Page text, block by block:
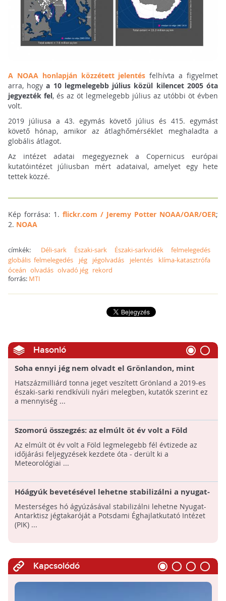
A NOAA honlapján közzétett jelentés felhívta a figyelmet
arra, hogya 10 legmelegebb július közül kilencet 2005 óta
jegyezték fel, és az öt legmelegebb július az utóbbi öt évben
volt.
2019 júliusa a 43. egymás követő július és 415. egymást
követő hónap, amikor az átlaghőmérséklet meghaladta a
globális átlagot.
Az intézet adatai megegyeznek a Copernicus európai
kutatóintézet júliusban mért adataival, amelyet egy hete
tettek közzé.
Kép forrása: 1. flickr.com / Jeremy Potter NOAA/OAR/OER;
2. NOAA
címkék: Déli-sark Északi-sark Északi-sarkvidék
felmelegedés
globális felmelegedés
jég jégolvadás jelentés
klíma-katasztrófa
óceán olvadás olvadó jég rekord
forrás: MTI
Hasonló
Soha ennyi jég nem olvadt el Grönlandon, mint
2019-ben
Hatszázmilliárd tonna jeget veszített Grönland a 2019-es
északi-sarki rendkívüli nyári melegben, kutatók szerint ez
a mennyiség ...
Szomorú összegzés: az elmúlt öt év volt a Föld
legmelegebb fél évtizede
Az elmúlt öt év volt a Föld legmelegebb fél évtizede az
időjárási feljegyzések kezdete óta - derült ki a
Meteorológiai ...
Hóágyúk bevetésével lehetne stabilizálni a nyugat-
antarktiszi jégtakarót
Mesterséges hó ágyúzásával stabilizálni lehetne Nyugat-
Antarktisz jégtakaróját a Potsdami Éghajlatkutató Intézet
(PIK) ...
Kapcsolódó